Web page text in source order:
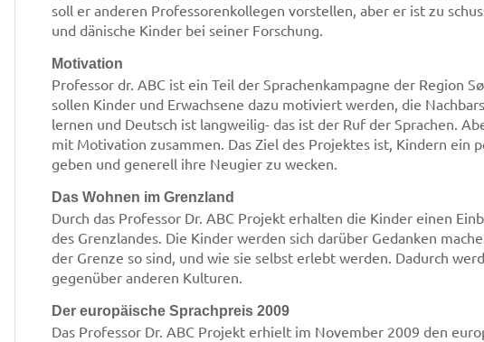
soll er anderen Professorenkollegen vorstellen, aber er ist zu
und dänische Kinder bei seiner Forschung.
Motivation
Professor dr. ABC ist ein Teil der Sprachenkampagne der Region
sollen Kinder und Erwachsene dazu motiviert werden, die
lernen und Deutsch ist langweilig- das ist der Ruf der Sprachen.
mit Motivation zusammen. Das Ziel des Projektes ist, Kindern ein
geben und generell ihre Neugier zu wecken.
Das Wohnen im Grenzland
Durch das Professor Dr. ABC Projekt erhalten die Kinder einen
des Grenzlandes. Die Kinder werden sich darüber Gedanken
der Grenze so sind, und wie sie selbst erlebt werden. Dadurch
gegenüber anderen Kulturen.
Der europäische Sprachpreis 2009
Das Professor Dr. ABC Projekt erhielt im November 2009 den